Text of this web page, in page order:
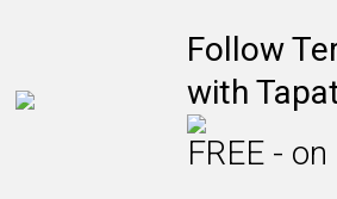
Follow
with
FREE -